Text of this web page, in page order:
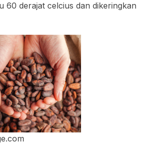
60 derajat celcius dan dikeringkan